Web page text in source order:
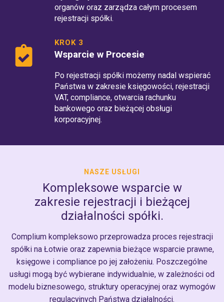
organów oraz zarządza całym procesem
rejestracji spółki.
KROK 3
Wsparcie w Procesie
Po rejestracji spółki możemy nadal wspierać
Państwa w zakresie księgowości, rejestracji
VAT, compliance, otwarcia rachunku
bankowego oraz bieżącej obsługi
korporacyjnej.
NASZE USŁUGI
Kompleksowe wsparcie w
zakresie rejestracji i bieżącej
działalności spółki.
Complium kompleksowo przeprowadza proces rejestracji
spółki na Łotwie oraz zapewnia bieżące wsparcie prawne,
księgowe i compliance po jej założeniu. Poszczególne
usługi mogą być wybierane indywidualnie, w zależności od
modelu biznesowego, struktury operacyjnej oraz wymogów
regulacyjnych Państwa działalności.